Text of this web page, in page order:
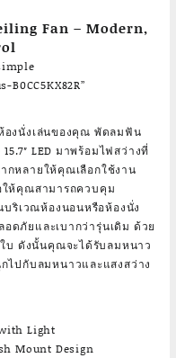
Fan – Modern,
องนั่งเล่นของคุณ พัดลมฟัน
LED มาพร้อมไฟสว่างที่
กหลายให้คุณเลือกใช้งาน
ให้คุณสามารถควบคุม
บริเวณห้องนอนหรือห้องนั่ง
ดภัยและเบากว่ารุ่นเดิม ด้วย
บ ดังนั้นคุณจะได้รับลมหนาว
ไปกับลมหนาวและแสงสว่าง
Light
Mount Design